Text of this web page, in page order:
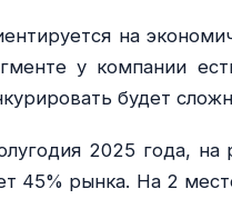
на
у компании
будет
2025 года,
45% рынка. На 2